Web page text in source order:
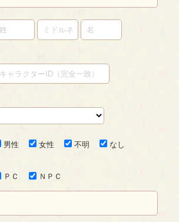
男性 女性 不明 なし
ＰＣ ＮＰＣ